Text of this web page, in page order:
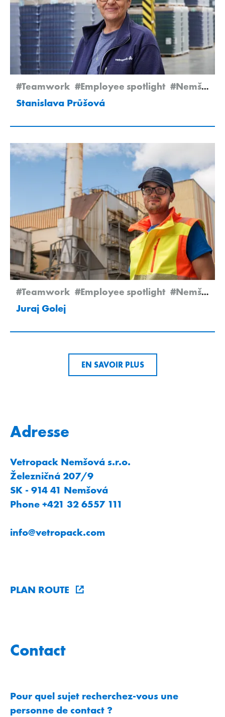
#Teamwork #Employee spotlight #Nemšová
Stanislava Průšová
#Teamwork #Employee spotlight #Nemšová
Juraj Golej
EN SAVOIR PLUS
Adresse
Vetropack Nemšová s.r.o.
Železničná 207/9
SK - 914 41 Nemšová
Phone +421 32 6557 111
info@vetropack.com
PLAN ROUTE
Contact
Pour quel sujet recherchez-vous une
personne de contact ?